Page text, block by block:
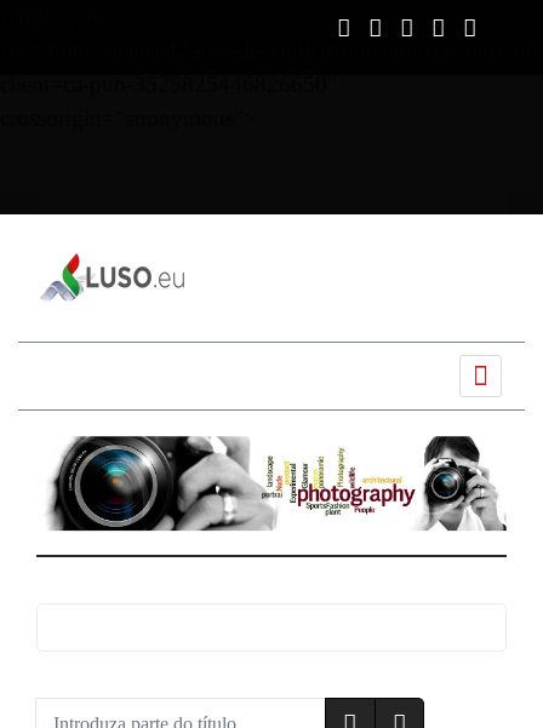
Introduza parte do título